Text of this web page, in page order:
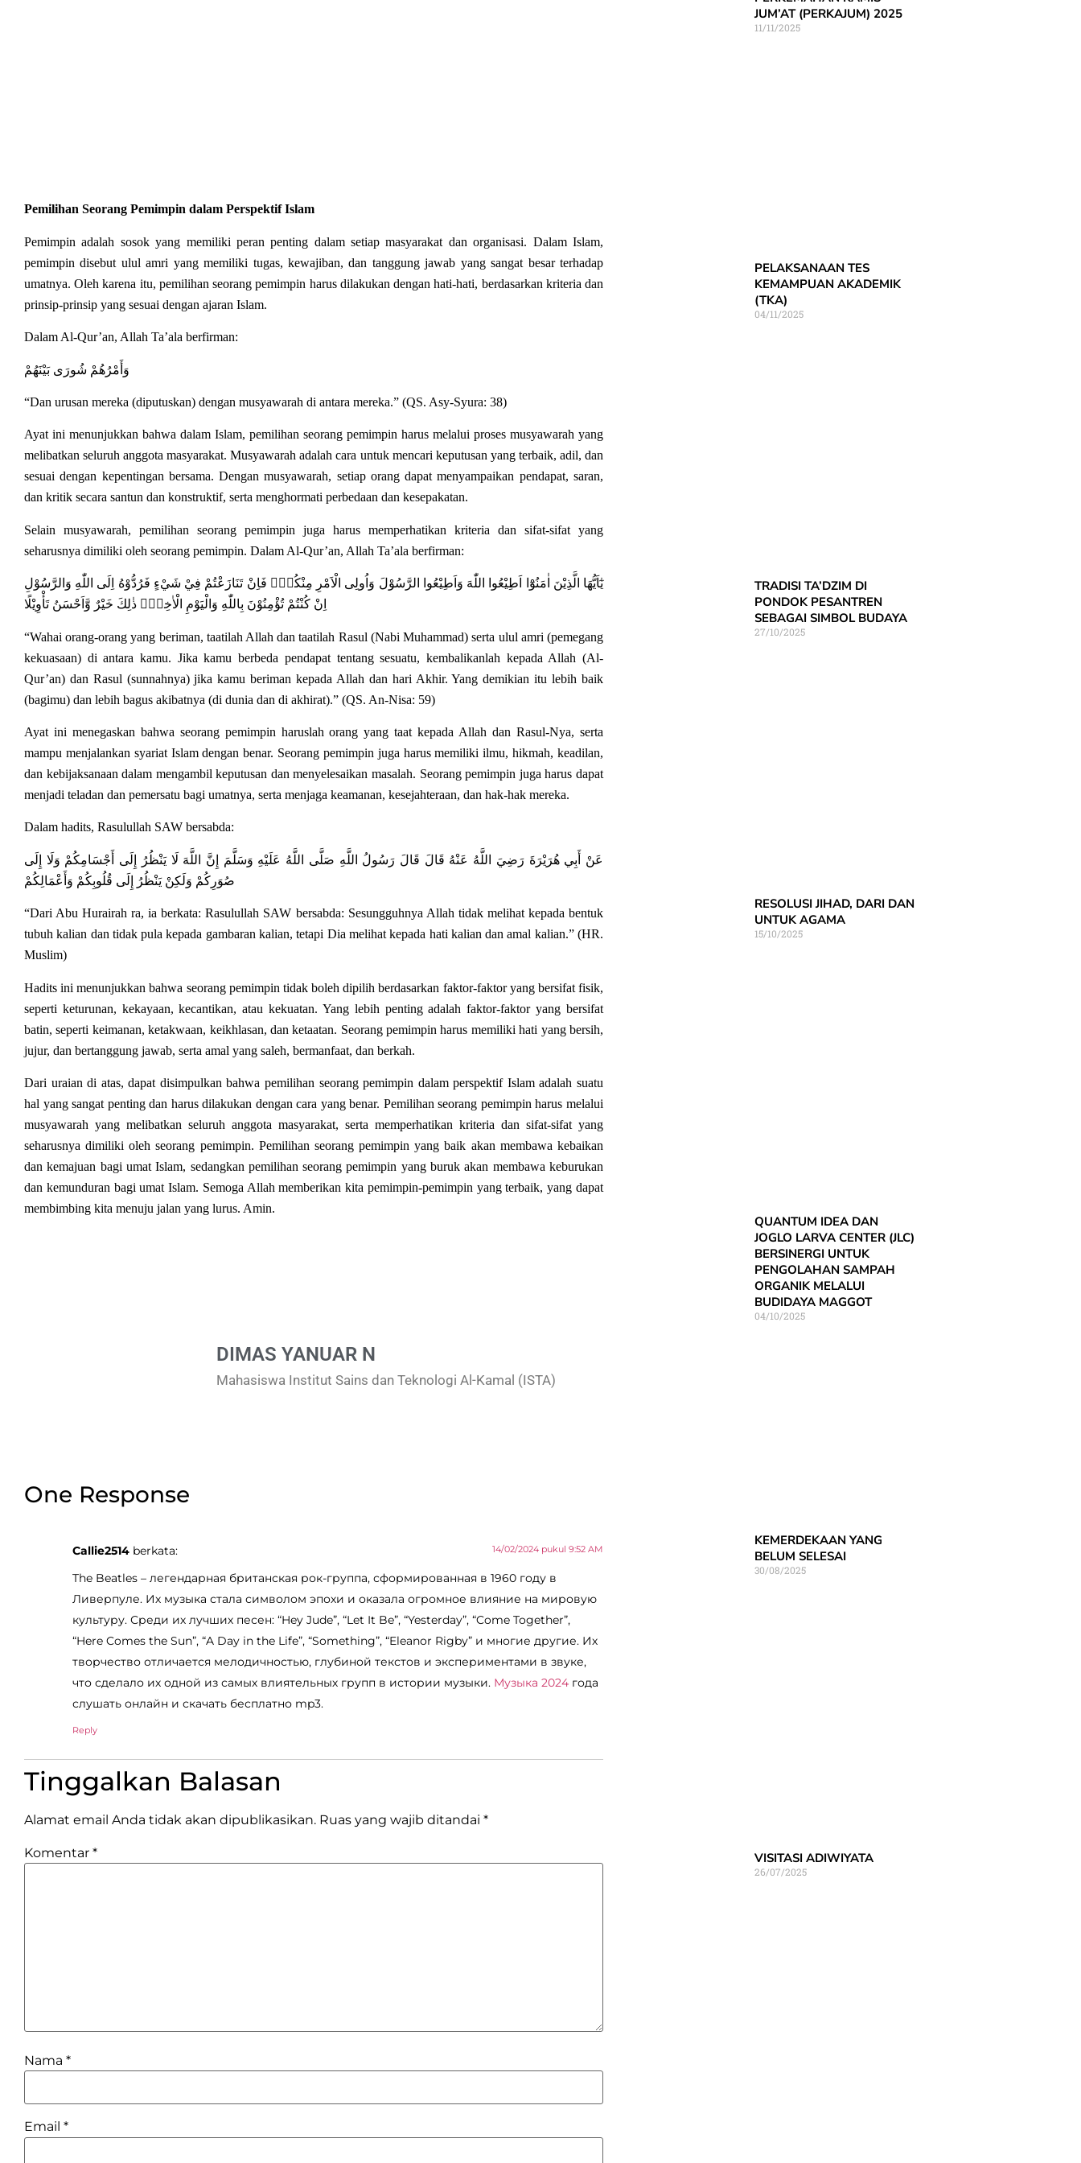
Pemilihan Seorang Pemimpin dalam Perspektif Islam
Pemimpin adalah sosok yang memiliki peran penting dalam setiap masyarakat dan organisasi. Dalam Islam,
pemimpin disebut ulul amri yang memiliki tugas, kewajiban, dan tanggung jawab yang sangat besar terhadap
umatnya. Oleh karena itu, pemilihan seorang pemimpin harus dilakukan dengan hati-hati, berdasarkan kriteria dan
prinsip-prinsip yang sesuai dengan ajaran Islam.
Dalam Al-Qur’an, Allah Ta’ala berfirman:
وَأَمْرُهُمْ شُورَى بَيْنَهُمْ
“Dan urusan mereka (diputuskan) dengan musyawarah di antara mereka.” (QS. Asy-Syura: 38)
Ayat ini menunjukkan bahwa dalam Islam, pemilihan seorang pemimpin harus melalui proses musyawarah yang
melibatkan seluruh anggota masyarakat. Musyawarah adalah cara untuk mencari keputusan yang terbaik, adil, dan
sesuai dengan kepentingan bersama. Dengan musyawarah, setiap orang dapat menyampaikan pendapat, saran,
dan kritik secara santun dan konstruktif, serta menghormati perbedaan dan kesepakatan.
Selain musyawarah, pemilihan seorang pemimpin juga harus memperhatikan kriteria dan sifat-sifat yang
seharusnya dimiliki oleh seorang pemimpin. Dalam Al-Qur’an, Allah Ta’ala berfirman:
يٰٓاَيُّهَا الَّذِيْنَ اٰمَنُوْٓا اَطِيْعُوا اللّٰهَ وَاَطِيْعُوا الرَّسُوْلَ وَاُولِى الْاَمْرِ مِنْكُمْۚ فَاِنْ تَنَازَعْتُمْ فِيْ شَيْءٍ فَرُدُّوْهُ اِلَى اللّٰهِ وَالرَّسُوْلِ
اِنْ كُنْتُمْ تُؤْمِنُوْنَ بِاللّٰهِ وَالْيَوْمِ الْاٰخِرِۗ ذٰلِكَ خَيْرٌ وَّاَحْسَنُ تَأْوِيْلًا
“Wahai orang-orang yang beriman, taatilah Allah dan taatilah Rasul (Nabi Muhammad) serta ulul amri (pemegang
kekuasaan) di antara kamu. Jika kamu berbeda pendapat tentang sesuatu, kembalikanlah kepada Allah (Al-
Qur’an) dan Rasul (sunnahnya) jika kamu beriman kepada Allah dan hari Akhir. Yang demikian itu lebih baik
(bagimu) dan lebih bagus akibatnya (di dunia dan di akhirat).” (QS. An-Nisa: 59)
Ayat ini menegaskan bahwa seorang pemimpin haruslah orang yang taat kepada Allah dan Rasul-Nya, serta
mampu menjalankan syariat Islam dengan benar. Seorang pemimpin juga harus memiliki ilmu, hikmah, keadilan,
dan kebijaksanaan dalam mengambil keputusan dan menyelesaikan masalah. Seorang pemimpin juga harus dapat
menjadi teladan dan pemersatu bagi umatnya, serta menjaga keamanan, kesejahteraan, dan hak-hak mereka.
Dalam hadits, Rasulullah SAW bersabda:
عَنْ أَبِي هُرَيْرَةَ رَضِيَ اللَّهُ عَنْهُ قَالَ قَالَ رَسُولُ اللَّهِ صَلَّى اللَّهُ عَلَيْهِ وَسَلَّمَ إِنَّ اللَّهَ لَا يَنْظُرُ إِلَى أَجْسَامِكُمْ وَلَا إِلَى
صُوَرِكُمْ وَلَكِنْ يَنْظُرُ إِلَى قُلُوبِكُمْ وَأَعْمَالِكُمْ
“Dari Abu Hurairah ra, ia berkata: Rasulullah SAW bersabda: Sesungguhnya Allah tidak melihat kepada bentuk
tubuh kalian dan tidak pula kepada gambaran kalian, tetapi Dia melihat kepada hati kalian dan amal kalian.” (HR.
Muslim)
Hadits ini menunjukkan bahwa seorang pemimpin tidak boleh dipilih berdasarkan faktor-faktor yang bersifat fisik,
seperti keturunan, kekayaan, kecantikan, atau kekuatan. Yang lebih penting adalah faktor-faktor yang bersifat
batin, seperti keimanan, ketakwaan, keikhlasan, dan ketaatan. Seorang pemimpin harus memiliki hati yang bersih,
jujur, dan bertanggung jawab, serta amal yang saleh, bermanfaat, dan berkah.
Dari uraian di atas, dapat disimpulkan bahwa pemilihan seorang pemimpin dalam perspektif Islam adalah suatu
hal yang sangat penting dan harus dilakukan dengan cara yang benar. Pemilihan seorang pemimpin harus melalui
musyawarah yang melibatkan seluruh anggota masyarakat, serta memperhatikan kriteria dan sifat-sifat yang
seharusnya dimiliki oleh seorang pemimpin. Pemilihan seorang pemimpin yang baik akan membawa kebaikan
dan kemajuan bagi umat Islam, sedangkan pemilihan seorang pemimpin yang buruk akan membawa keburukan
dan kemunduran bagi umat Islam. Semoga Allah memberikan kita pemimpin-pemimpin yang terbaik, yang dapat
membimbing kita menuju jalan yang lurus. Amin.
DIMAS YANUAR N
Mahasiswa Institut Sains dan Teknologi Al-Kamal (ISTA)
One Response
Callie2514 berkata: 14/02/2024 pukul 9:52 AM
The Beatles – легендарная британская рок-группа, сформированная в 1960 году в
Ливерпуле. Их музыка стала символом эпохи и оказала огромное влияние на мировую
культуру. Среди их лучших песен: “Hey Jude”, “Let It Be”, “Yesterday”, “Come Together”,
“Here Comes the Sun”, “A Day in the Life”, “Something”, “Eleanor Rigby” и многие другие. Их
творчество отличается мелодичностью, глубиной текстов и экспериментами в звуке,
что сделало их одной из самых влиятельных групп в истории музыки. Музыка 2024 года
слушать онлайн и скачать бесплатно mp3.
Reply
Tinggalkan Balasan
Alamat email Anda tidak akan dipublikasikan. Ruas yang wajib ditandai *
Komentar *
Nama *
Email *
JUM’AT (PERKAJUM) 2025
11/11/2025
PELAKSANAAN TES
KEMAMPUAN AKADEMIK
(TKA)
04/11/2025
TRADISI TA’DZIM DI
PONDOK PESANTREN
SEBAGAI SIMBOL BUDAYA
27/10/2025
RESOLUSI JIHAD, DARI DAN
UNTUK AGAMA
15/10/2025
QUANTUM IDEA DAN
JOGLO LARVA CENTER (JLC)
BERSINERGI UNTUK
PENGOLAHAN SAMPAH
ORGANIK MELALUI
BUDIDAYA MAGGOT
04/10/2025
KEMERDEKAAN YANG
BELUM SELESAI
30/08/2025
VISITASI ADIWIYATA
26/07/2025